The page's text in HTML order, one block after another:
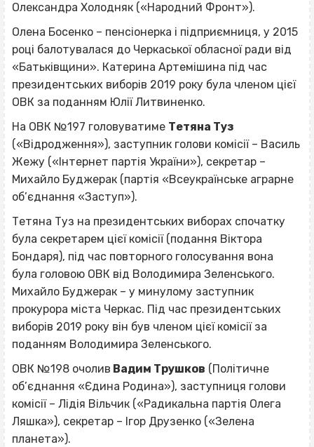
Олександра Холодняк («Народний Фронт»).
Олена Босенко – пенсіонерка і підприємниця, у 2015
році балотувалася до Черкаської обласної ради від
«Батьківщини». Катерина Артемішина під час
президентських виборів 2019 року була членом цієї
ОВК за поданням Юлії Литвиненко.
На ОВК №197 головуватиме Тетяна Туз
(«Відродження»), заступник голови комісії – Василь
Жежу («Інтернет партія України»), секретар –
Михайло Буджерак (партія «Всеукраїнське аграрне
об’єднання «Заступ»).
Тетяна Туз на президентських виборах спочатку
була секретарем цієї комісії (подання Віктора
Бондаря), під час повторного голосування вона
була головою ОВК від Володимира Зеленського.
Михайло Буджерак – у минулому заступник
прокурора міста Черкас. Під час президентських
виборів 2019 року він був членом цієї комісії за
поданням Володимира Зеленського.
ОВК №198 очолив Вадим Трушков (Політичне
об’єднання «Єдина Родина»), заступниця голови
комісії – Лідія Вільчик («Радикальна партія Олега
Ляшка»), секретар – Ігор Друзенко («Зелена
планета»).